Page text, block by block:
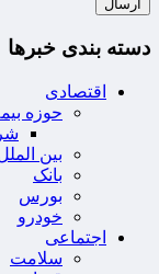
دسته بندی خبرها
اقتصادی
حوزه
بین
بانک
بورس
خودرو
اجتماعی
سلامت